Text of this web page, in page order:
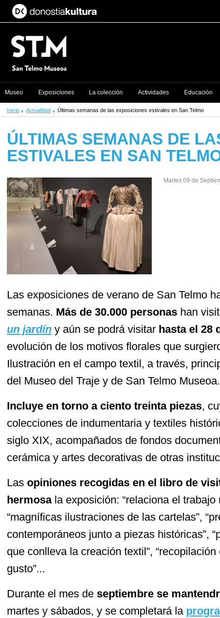
Inicio Actualidad Últimas semanas de las exposiciones estivales en San Telmo
ÚLTIMAS SEMANAS DE
ESTIVALES EN SAN
Martes 09 de
Las exposiciones de verano de San Telmo
semanas. Más de 30.000 personas han
un jardín y aún se podrá visitar hasta el 28
evolución de los motivos florales que
Ilustración en el campo textil, a través,
del Museo del Traje y de San Telmo
Incluye en torno a ciento treinta piezas,
colecciones de indumentaria y textiles
siglo XIX, acompañados de fondos
cerámica y artes decorativas de otras
Las opiniones recogidas en el libro de
hermosala exposición: “relaciona el trabajo
“magníficas ilustraciones de las cartelas”,
contemporáneos junto a piezas históricas”,
que conlleva la creación textil”,
gusto”...
Durante el mes de septiembre se
martes y sábados, y se completará la
Museo Exposiciones La colección Actividades Educación